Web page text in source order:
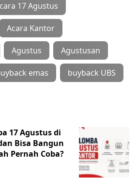
17 Agustus
Acara Kantor
Agustus Agustusan
emas buyback UBS
17 Agustus di
Bisa Bangun
Pernah Coba?